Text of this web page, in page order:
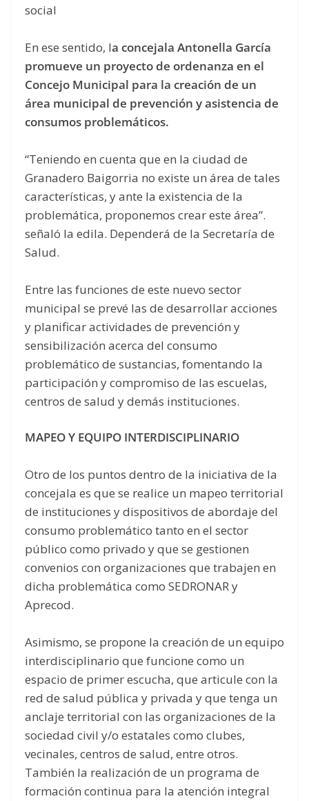
social
En ese sentido, la concejala Antonella García
promueve un proyecto de ordenanza en el
Concejo Municipal para la creación de un
área municipal de prevención y asistencia de
consumos problemáticos.
“Teniendo en cuenta que en la ciudad de
Granadero Baigorria no existe un área de tales
características, y ante la existencia de la
problemática, proponemos crear este área”.
señaló la edila. Dependerá de la Secretaría de
Salud.
Entre las funciones de este nuevo sector
municipal se prevé las de desarrollar acciones
y planificar actividades de prevención y
sensibilización acerca del consumo
problemático de sustancias, fomentando la
participación y compromiso de las escuelas,
centros de salud y demás instituciones.
MAPEO Y EQUIPO INTERDISCIPLINARIO
Otro de los puntos dentro de la iniciativa de la
concejala es que se realice un mapeo territorial
de instituciones y dispositivos de abordaje del
consumo problemático tanto en el sector
público como privado y que se gestionen
convenios con organizaciones que trabajen en
dicha problemática como SEDRONAR y
Aprecod.
Asimismo, se propone la creación de un equipo
interdisciplinario que funcione como un
espacio de primer escucha, que articule con la
red de salud pública y privada y que tenga un
anclaje territorial con las organizaciones de la
sociedad civil y/o estatales como clubes,
vecinales, centros de salud, entre otros.
También la realización de un programa de
formación continua para la atención integral